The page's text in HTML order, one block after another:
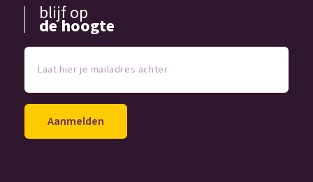
blijf op
de hoogte
je
achter